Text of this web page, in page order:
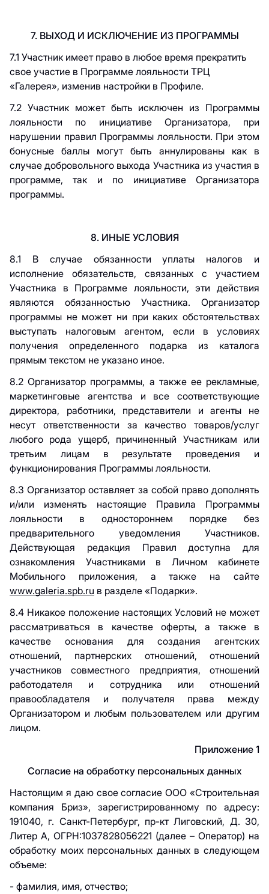
7. ВЫХОД И ИСКЛЮЧЕНИЕ ИЗ ПРОГРАММЫ
7.1 Участник имеет право в любое время прекратить
свое участие в Программе лояльности ТРЦ
«Галерея», изменив настройки в Профиле.
7.2 Участник может быть исключен из Программы
лояльности по инициативе Организатора, при
нарушении правил Программы лояльности. При этом
бонусные баллы могут быть аннулированы как в
случае добровольного выхода Участника из участия в
программе, так и по инициативе Организатора
программы.
8. ИНЫЕ УСЛОВИЯ
8.1 В случае обязанности уплаты налогов и
исполнение обязательств, связанных с участием
Участника в Программе лояльности, эти действия
являются обязанностью Участника. Организатор
программы не может ни при каких обстоятельствах
выступать налоговым агентом, если в условиях
получения определенного подарка из каталога
прямым текстом не указано иное.
8.2 Организатор программы, а также ее рекламные,
маркетинговые агентства и все соответствующие
директора, работники, представители и агенты не
несут ответственности за качество товаров/услуг
любого рода ущерб, причиненный Участникам или
третьим лицам в результате проведения и
функционирования Программы лояльности.
8.3 Организатор оставляет за собой право дополнять
и/или изменять настоящие Правила Программы
лояльности в одностороннем порядке без
предварительного уведомления Участников.
Действующая редакция Правил доступна для
ознакомления Участниками в Личном кабинете
Мобильного приложения, а также на сайте
www.galeria.spb.ru в разделе «Подарки».
8.4 Никакое положение настоящих Условий не может
рассматриваться в качестве оферты, а также в
качестве основания для создания агентских
отношений, партнерских отношений, отношений
участников совместного предприятия, отношений
работодателя и сотрудника или отношений
правообладателя и получателя права между
Организатором и любым пользователем или другим
лицом.
Приложение 1
Согласие на обработку персональных данных
Настоящим я даю свое согласие ООО «Строительная
компания Бриз», зарегистрированному по адресу:
191040, г. Санкт-Петербург, пр-кт Лиговский, Д. 30,
Литер А, ОГРН:1037828056221 (далее – Оператор) на
обработку моих персональных данных в следующем
объеме:
- фамилия, имя, отчество;